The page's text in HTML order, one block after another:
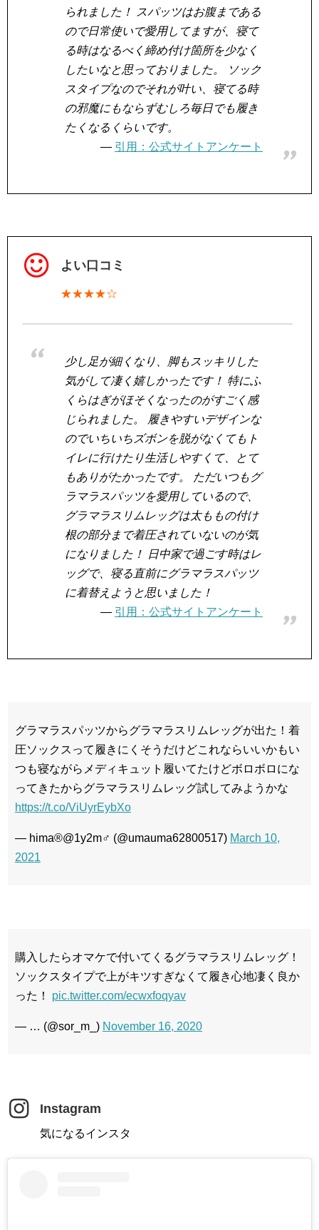
られました！ スパッツはお腹まである
ので日常使いで愛用してますが、寝て
る時はなるべく締め付け箇所を少なく
したいなと思っておりました。 ソック
スタイプなのでそれが叶い、寝てる時
の邪魔にもならずむしろ毎日でも履き
たくなるくらいです。
引用：公式サイトアンケート
よい口コミ
★★★★☆
少し足が細くなり、脚もスッキリした
気がして凄く嬉しかったです！ 特にふ
くらはぎがほそくなったのがすごく感
じられました。 履きやすいデザインな
のでいちいちズボンを脱がなくてもト
イレに行けたり生活しやすくて、とて
もありがたかったです。 ただいつもグ
ラマラスパッツを愛用しているので、
グラマラスリムレッグは太ももの付け
根の部分まで着圧されていないのが気
になりました！ 日中家で過ごす時はレ
ッグで、寝る直前にグラマラスパッツ
に着替えようと思いました！
引用：公式サイトアンケート
グラマラスパッツからグラマラスリムレッグが出た！着
圧ソックスって履きにくそうだけどこれならいいかもい
つも寝ながらメディキュット履いてたけどボロボロにな
ってきたからグラマラスリムレッグ試してみようかな
https://t.co/ViUyrEybXo
— hima®@1y2m♂ (@umauma62800517) March 10,
2021
購入したらオマケで付いてくるグラマラスリムレッグ！
ソックスタイプで上がキツすぎなくて履き心地凄く良か
った！ pic.twitter.com/ecwxfoqyav
— … (@sor_m_) November 16, 2020
Instagram
気になるインスタ